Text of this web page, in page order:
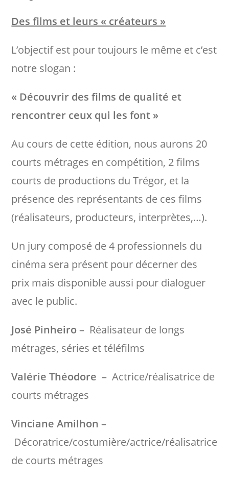
Des films et leurs « créateurs »
L’objectif est pour toujours le même et c’est
notre slogan :
« Découvrir des films de qualité et
rencontrer ceux qui les font »
Au cours de cette édition, nous aurons 20
courts métrages en compétition, 2 films
courts de productions du Trégor, et la
présence des représentants de ces films
(réalisateurs, producteurs, interprètes,…).
Un jury composé de 4 professionnels du
cinéma sera présent pour décerner des
prix mais disponible aussi pour dialoguer
avec le public.
José Pinheiro– Réalisateur de longs
métrages, séries et téléfilms
Valérie Théodore – Actrice/réalisatrice de
courts métrages
Vinciane Amilhon–
Décoratrice/costumière/actrice/réalisatrice
de courts métrages